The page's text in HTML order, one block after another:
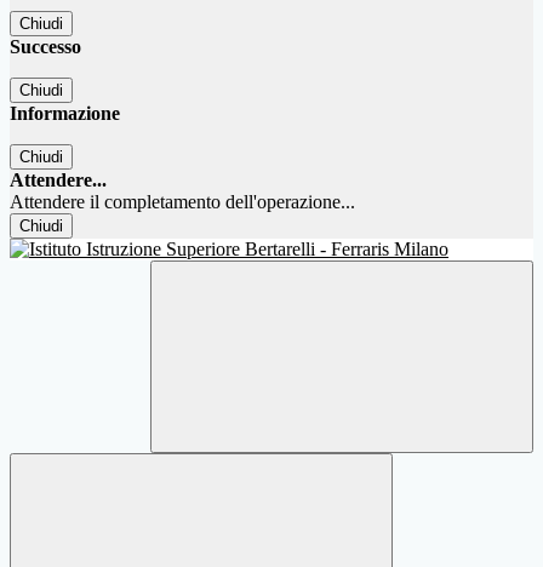
Chiudi
Successo
Chiudi
Informazione
Chiudi
Attendere...
Attendere il completamento dell'operazione...
Chiudi